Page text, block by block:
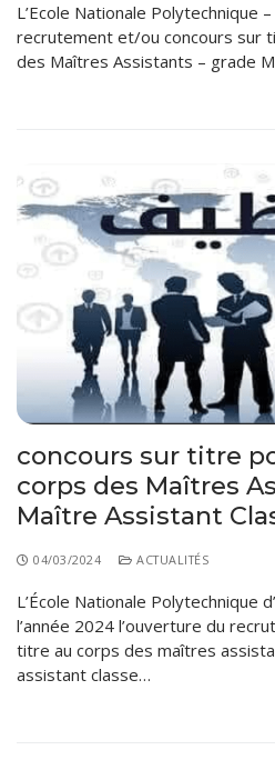
L’Ecole Nationale Polytechnique
recrutement et/ou concours sur
des Maîtres Assistants – grade
concours sur titre
corps des Maîtres
Maître Assistant
04/03/2024 ACTUALITÉS
L’École Nationale Polytechnique
l’année 2024 l’ouverture du
titre au corps des maîtres
assistant classe…